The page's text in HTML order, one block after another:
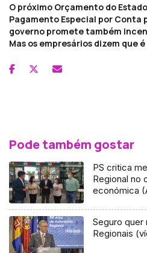
O próximo Orçamento do
Pagamento Especial por Conta
governo promete também
Mas os empresários dizem que
Pode também gostar
PS critica
Regional no
económica
Seguro quer
Regionais